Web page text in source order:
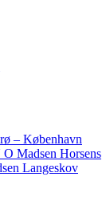
– København
Madsen Horsens
Langeskov